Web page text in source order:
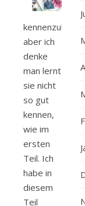
kennenzulernen,
aber ich
denke
man lernt
sie nicht
so gut
kennen,
wie im
ersten
Teil. Ich
habe in
diesem
Teil